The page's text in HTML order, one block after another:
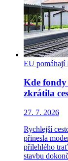
EU pomáhají
Kde
zkrátila
27. 7. 2026
Rychlejší
přinesla
přilehlého
stavbu